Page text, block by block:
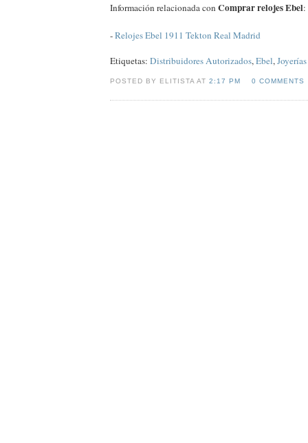
Información relacionada con Comprar relojes Ebel:
-Relojes Ebel 1911 Tekton Real Madrid
Etiquetas: Distribuidores Autorizados,Ebel,Joyerías
POSTED BY ELITISTA AT2:17 PM 0 COMMENTS